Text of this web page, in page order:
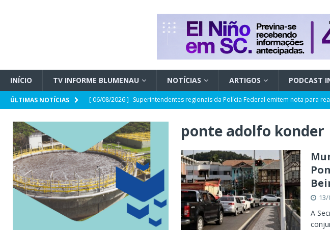
INÍCIO TV INFORME BLUMENAU NOTÍCIAS ARTIGOS PODCAST
ÚLTIMAS NOTÍCIAS [ 06/08/2026 ] Superintendentes regionais da Polícia Federal emitem nota para
[ 06/08/2026 ] Defesa Civil de SC monitora formação de ciclone-bomba no Sul do
forma e quais os impactos no estado
GERAL
[ 05/08/2026 ] Banco Central reduz Selic a 14% ao ano com corte de 0,25 ponto
[ 05/08/2026 ]
CDL Conecta 2026 debate inteligência artificial, expansão de
[ 05/08/2026 ]
Parceria CRECI-SC e Sebrae/SC: maior programa de capacitação
sobre Reforma Tributária em Blumenau
GERAL
ponte adolfo konder
13/
A